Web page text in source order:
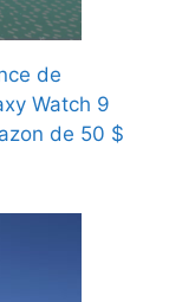
de
Watch 9
de 50 $